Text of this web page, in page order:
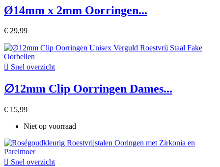
Ø14mm x 2mm Oorringen...
€ 29,99
 Snel overzicht
∅12mm Clip Oorringen Dames...
€ 15,99
Niet op voorraad
 Snel overzicht